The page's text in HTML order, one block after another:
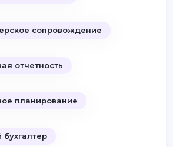
сопровождение
отчетность
планирование
бухгалтер